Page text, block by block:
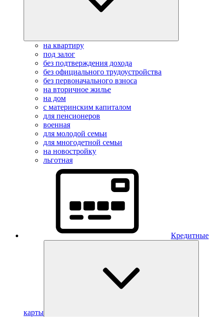
на квартиру
под залог
без подтверждения дохода
без официального трудоустройства
без первоначального взноса
на вторичное жилье
на дом
с материнским капиталом
для пенсионеров
военная
для молодой семьи
для многодетной семьи
на новостройку
льготная
Кредитные
карты